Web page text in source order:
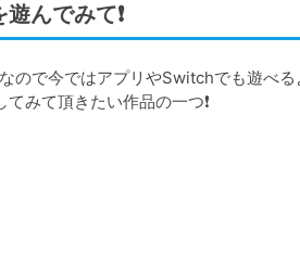
んでみて❗️
ので今ではアプリやSwitchでも遊べる
みて頂きたい作品の一つ❗️